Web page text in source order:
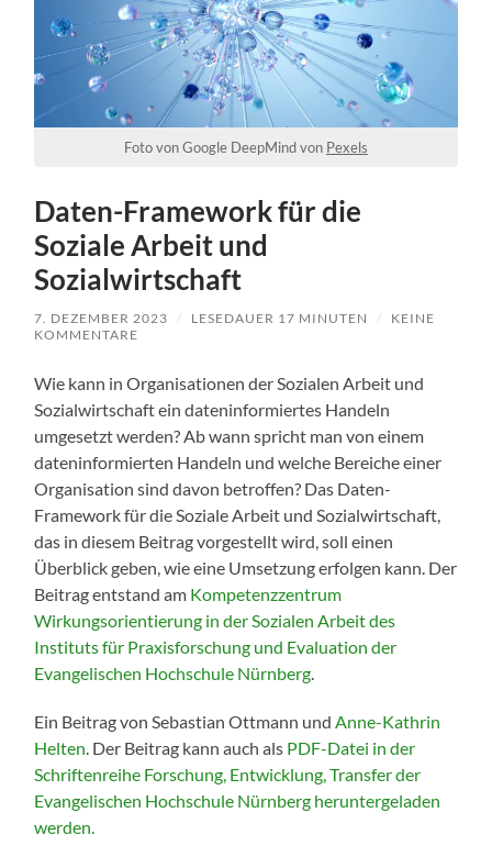
Foto von Google DeepMind von Pexels
Daten-Framework für die
Soziale Arbeit und
Sozialwirtschaft
7. DEZEMBER 2023 / LESEDAUER 17 MINUTEN /
KEINE
KOMMENTARE
Wie kann in Organisationen der Sozialen Arbeit und
Sozialwirtschaft ein dateninformiertes Handeln
umgesetzt werden? Ab wann spricht man von einem
dateninformierten Handeln und welche Bereiche einer
Organisation sind davon betroffen? Das Daten-
Framework für die Soziale Arbeit und Sozialwirtschaft,
das in diesem Beitrag vorgestellt wird, soll einen
Überblick geben, wie eine Umsetzung erfolgen kann. Der
Beitrag entstand am Kompetenzzentrum
Wirkungsorientierung in der Sozialen Arbeit des
Instituts für Praxisforschung und Evaluation der
Evangelischen Hochschule Nürnberg.
Ein Beitrag von Sebastian Ottmann undAnne-Kathrin
Helten. Der Beitrag kann auch als PDF-Datei in der
Schriftenreihe Forschung, Entwicklung, Transfer der
Evangelischen Hochschule Nürnberg heruntergeladen
werden.